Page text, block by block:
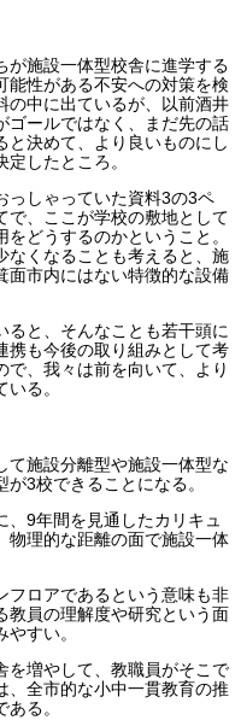
が施設一体型校舎に進学する
能性がある不安への対策を検
の中に出ているが、以前酒井
ゴールではなく、まだ先の話
と決めて、より良いものにし
したところ。
っしゃっていた資料3の3ペ
で、ここが学校の敷地として
どうするのかということ。
なくなることも考えると、施
面市内にはない特徴的な設備
ると、そんなことも若干頭に
携も今後の取り組みとして考
で、我々は前を向いて、より
る。
て施設分離型や施設一体型な
3校できることになる。
9年間を見通したカリキュ
物理的な距離の面で施設一体
フロアであるという意味も非
教員の理解度や研究という面
すい。
を増やして、教職員がそこで
、全市的な小中一貫教育の推
る。